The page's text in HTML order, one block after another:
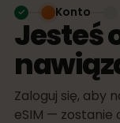
Jesteś
Zaloguj się, aby
eSIM — zostanie
Konto